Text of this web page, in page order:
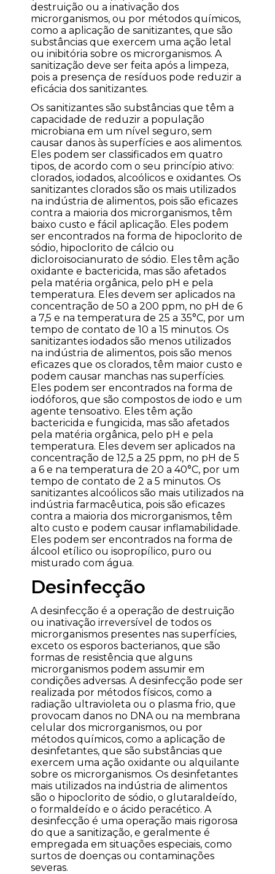
destruição ou a inativação dos
microrganismos, ou por métodos químicos,
como a aplicação de sanitizantes, que são
substâncias que exercem uma ação letal
ou inibitória sobre os microrganismos. A
sanitização deve ser feita após a limpeza,
pois a presença de resíduos pode reduzir a
eficácia dos sanitizantes.
Os sanitizantes são substâncias que têm a
capacidade de reduzir a população
microbiana em um nível seguro, sem
causar danos às superfícies e aos alimentos.
Eles podem ser classificados em quatro
tipos, de acordo com o seu princípio ativo:
clorados, iodados, alcoólicos e oxidantes. Os
sanitizantes clorados são os mais utilizados
na indústria de alimentos, pois são eficazes
contra a maioria dos microrganismos, têm
baixo custo e fácil aplicação. Eles podem
ser encontrados na forma de hipoclorito de
sódio, hipoclorito de cálcio ou
dicloroisocianurato de sódio. Eles têm ação
oxidante e bactericida, mas são afetados
pela matéria orgânica, pelo pH e pela
temperatura. Eles devem ser aplicados na
concentração de 50 a 200 ppm, no pH de 6
a 7,5 e na temperatura de 25 a 35°C, por um
tempo de contato de 10 a 15 minutos. Os
sanitizantes iodados são menos utilizados
na indústria de alimentos, pois são menos
eficazes que os clorados, têm maior custo e
podem causar manchas nas superfícies.
Eles podem ser encontrados na forma de
iodóforos, que são compostos de iodo e um
agente tensoativo. Eles têm ação
bactericida e fungicida, mas são afetados
pela matéria orgânica, pelo pH e pela
temperatura. Eles devem ser aplicados na
concentração de 12,5 a 25 ppm, no pH de 5
a 6 e na temperatura de 20 a 40°C, por um
tempo de contato de 2 a 5 minutos. Os
sanitizantes alcoólicos são mais utilizados na
indústria farmacêutica, pois são eficazes
contra a maioria dos microrganismos, têm
alto custo e podem causar inflamabilidade.
Eles podem ser encontrados na forma de
álcool etílico ou isopropílico, puro ou
misturado com água.
Desinfecção
A desinfecção é a operação de destruição
ou inativação irreversível de todos os
microrganismos presentes nas superfícies,
exceto os esporos bacterianos, que são
formas de resistência que alguns
microrganismos podem assumir em
condições adversas. A desinfecção pode ser
realizada por métodos físicos, como a
radiação ultravioleta ou o plasma frio, que
provocam danos no DNA ou na membrana
celular dos microrganismos, ou por
métodos químicos, como a aplicação de
desinfetantes, que são substâncias que
exercem uma ação oxidante ou alquilante
sobre os microrganismos. Os desinfetantes
mais utilizados na indústria de alimentos
são o hipoclorito de sódio, o glutaraldeído,
o formaldeído e o ácido peracético. A
desinfecção é uma operação mais rigorosa
do que a sanitização, e geralmente é
empregada em situações especiais, como
surtos de doenças ou contaminações
severas.